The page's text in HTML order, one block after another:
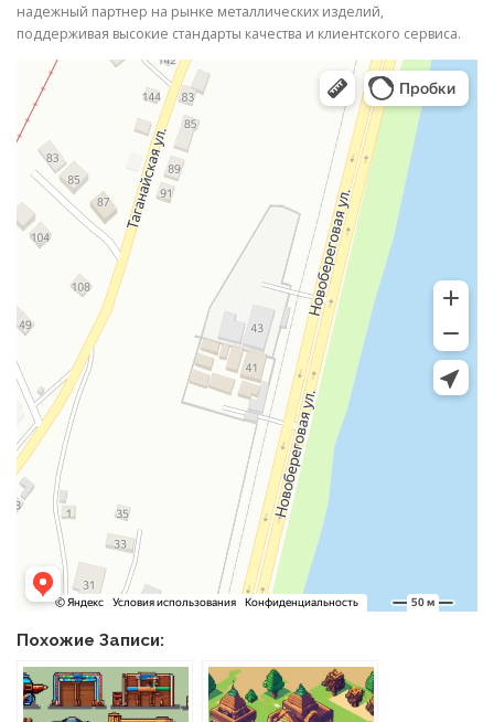
надежный партнер на рынке металлических изделий,
поддерживая высокие стандарты качества и клиентского сервиса.
Похожие Записи: